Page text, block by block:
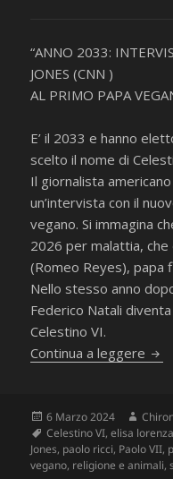
“ANNO 2033:
JONES (CNN )
AL PRIMO PAPA
E’ il 2033 e hanno
scelto il nome di
Il giornalista
un’intervista con il
vegano. Si immagina
2026 per malattia,
(Romeo Reyes), papa
Nello stesso anno
Federico Natali
Celestino VI.
Continua a leggere
Scritto
il
6 Marzo 2024
Tag
Celestino VI,elisa
Jones, paolo ricci, Paolo VII,
vegano, religione e animali,